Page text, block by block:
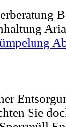
Sie